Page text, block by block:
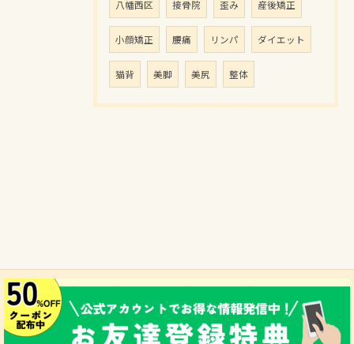
八幡西区 接骨院 歪み 産後矯正
小顔矯正 腰痛 リンパ ダイエット
猫背 美脚 美尻 整体